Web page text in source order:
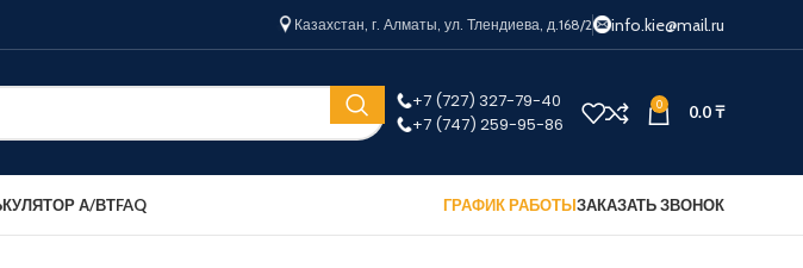
Казахстан, г. Алматы, ул. Тлендиева, д.168/2 info.kie@mail.ru
+7 (727) 327-79-40
+7 (747) 259-95-86
0 0.0₸
А/ВТFAQ ГРАФИК РАБОТЫЗАКАЗАТЬ ЗВОНОК